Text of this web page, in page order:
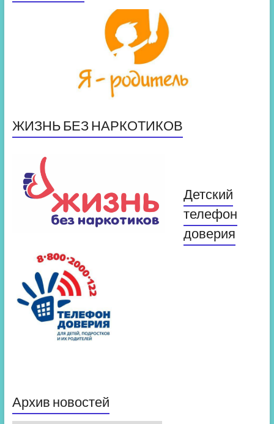
ЖИЗНЬ БЕЗ НАРКОТИКОВ
Детский
телефон
доверия
Архив новостей